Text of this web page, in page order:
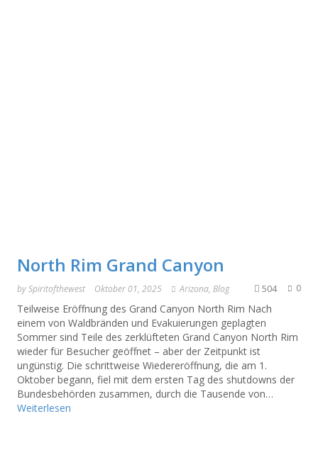
North Rim Grand Canyon
bySpiritofthewest Oktober 01, 2025 Arizona, Blog 0
504
Teilweise Eröffnung des Grand Canyon North Rim Nach
einem von Waldbränden und Evakuierungen geplagten
Sommer sind Teile des zerklüfteten Grand Canyon North Rim
wieder für Besucher geöffnet – aber der Zeitpunkt ist
ungünstig. Die schrittweise Wiedereröffnung, die am 1.
Oktober begann, fiel mit dem ersten Tag des shutdowns der
Bundesbehörden zusammen, durch die Tausende von…
Weiterlesen